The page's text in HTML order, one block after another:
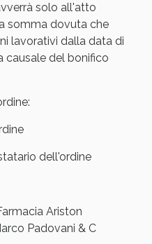
solo all'atto
somma dovuta che
lavorativi dalla data di
causale del bonifico
dell'ordine
Ariston
Padovani & C
di Oggi